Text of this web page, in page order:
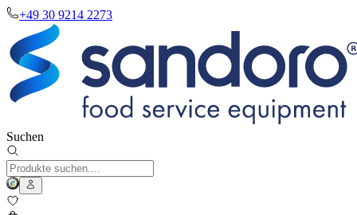
+49 30 9214 2273
Suchen